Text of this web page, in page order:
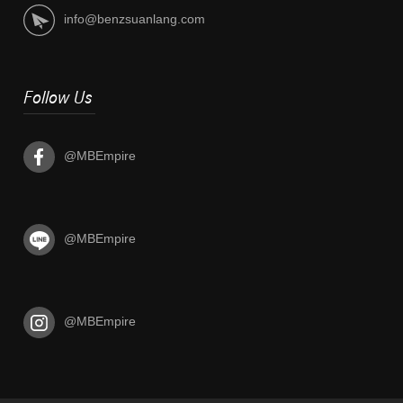
info@benzsuanlang.com
Follow Us
@MBEmpire
@MBEmpire
@MBEmpire